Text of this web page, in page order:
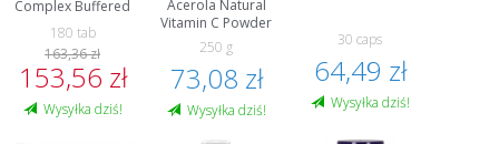
Complex Buffered
180 tab
163,36 zł
153,56 zł
Wysyłka dziś!
Acerola Natural
Vitamin C Powder
250 g
73,08 zł
Wysyłka dziś!
30 caps
64,49 zł
Wysyłka dziś!